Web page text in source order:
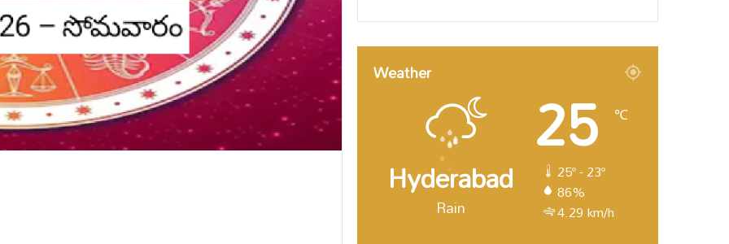
Weather
Hyderabad
Rain
25 ℃
25º - 23º
86%
4.29 km/h